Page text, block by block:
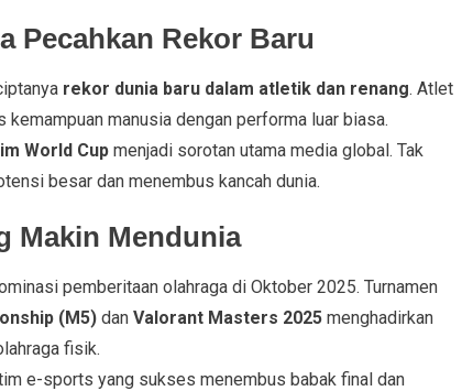
Pecahkan Rekor Baru
rekor dunia baru dalam atletik dan renang. Atlet
manusia dengan performa luar biasa.
World Cup menjadi sorotan utama media global. Tak
besar dan menembus kancah dunia.
Makin Mendunia
pemberitaan olahraga di Oktober 2025. Turnamen
(M5) dan Valorant Masters 2025 menghadirkan
fisik.
e-sports yang sukses menembus babak final dan